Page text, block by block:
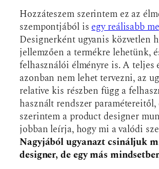
Hozzáteszem szerintem ez az
szempontjából isegy reálisabb
Designerként ugyanis közvetlen
jellemzően a termékre lehetünk,
felhasználói élményre is. A teljes
azonban nem lehet tervezni, az
relative kis részben függ a
használt rendszer paramétereitől,
szerintem a product designer
jobban leírja, hogy mi a valódi
Nagyjából ugyanazt csináljuk
designer, de egy más